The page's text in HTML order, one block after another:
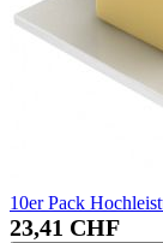
10er Pack
23,41 CHF